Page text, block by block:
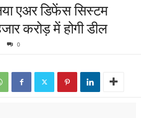
एअर डिफेंस सिस्टम
करोड़ में होगी डील
0